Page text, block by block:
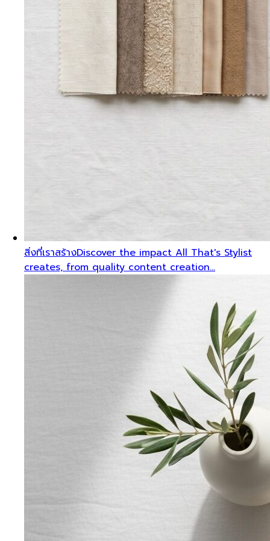
สิ่งที่เราสร้างDiscover the impact All That's Stylist
creates, from quality content creation…